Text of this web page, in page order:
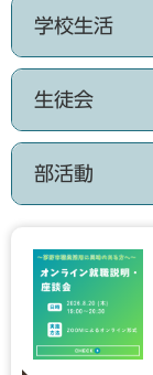
学校生活
生徒会
部活動